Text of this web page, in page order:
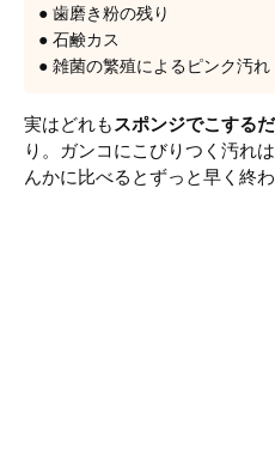
● 歯磨き粉の残り
● 石鹸カス
● 雑菌の繁殖によるピンク汚
実はどれも スポンジでこする
り。ガンコにこびりつく汚れ
んかに比べるとずっと早く終わ